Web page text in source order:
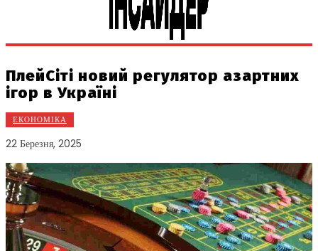
ПлейСіті новий регулятор азартних
ігор в Україні
ЕКОНОМІКА
22 Березня, 2025